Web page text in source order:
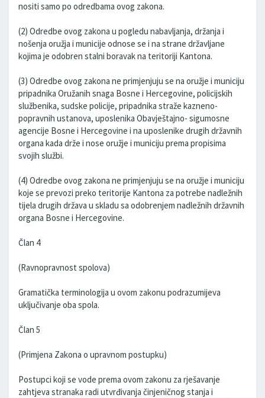
nositi samo po odredbama ovog zakona.
(2) Odredbe ovog zakona u pogledu nabavljanja, držanja i
nošenja oružja i municije odnose se i na strane državljane
kojima je odobren stalni boravak na teritoriji Kantona.
(3) Odredbe ovog zakona ne primjenjuju se na oružje i municiju
pripadnika Oružanih snaga Bosne i Hercegovine, policijskih
službenika, sudske policije, pripadnika straže kazneno-
popravnih ustanova, uposlenika Obavještajno- sigumosne
agencije Bosne i Hercegovine i na uposlenike drugih državnih
organa kada drže i nose oružje i municiju prema propisima
svojih službi.
(4) Odredbe ovog zakona ne primjenjuju se na oružje i municiju
koje se prevozi preko teritorije Kantona za potrebe nadležnih
tijela drugih država u skladu sa odobrenjem nadležnih državnih
organa Bosne i Hercegovine.
Član 4
(Ravnopravnost spolova)
Gramatička terminologija u ovom zakonu podrazumijeva
uključivanje oba spola.
Član 5
(Primjena Zakona o upravnom postupku)
Postupci koji se vode prema ovom zakonu za rješavanje
zahtjeva stranaka radi utvrđivanja činjeničnog stanja i